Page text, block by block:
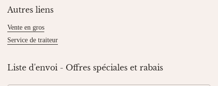
Autres liens
Vente en gros
Service de traiteur
Liste d'envoi - Offres spéciales et rabais